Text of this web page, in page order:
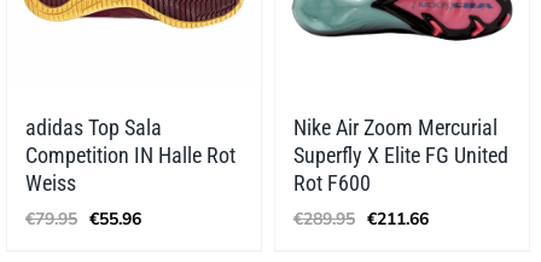
adidas Top Sala
Competition IN Halle Rot
Weiss
€79.95 Ursprünglicher
Preis
€55.96Aktueller
Nike Air Zoom Mercurial
Superfly X Elite FG United
Rot F600
€289.95 Ursprünglicher
Preis
€211.66Aktueller